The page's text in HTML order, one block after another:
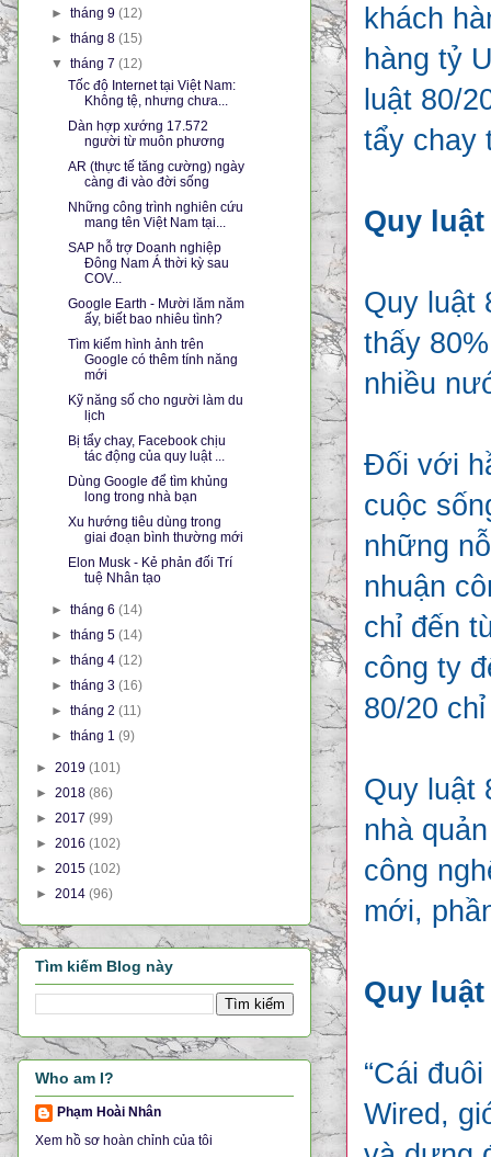
khách
hàng tỷ
luật 80/
tẩy chay
Quy luật
Quy luật
thấy
nhiều
Đối với
cuộc
những
nhuận
chỉ đến
công ty
80/20
Quy luật
nhà
công
mới,
Quy
“Cái
Wired,
►tháng 9(12)
►tháng 8(15)
▼tháng 7(12)
Tốc độ Internet tại Việt Nam:
Không tệ, nhưng chưa...
Dàn hợp xướng 17.572
người từ muôn phương
AR (thực tế tăng cường) ngày
càng đi vào đời sống
Những công trình nghiên cứu
mang tên Việt Nam tại...
SAP hỗ trợ Doanh nghiệp
Đông Nam Á thời kỳ sau
COV...
Google Earth - Mười lăm năm
ấy, biết bao nhiêu tình?
Tìm kiếm hình ảnh trên
Google có thêm tính năng
mới
Kỹ năng số cho người làm du
lịch
Bị tẩy chay, Facebook chịu
tác động của quy luật ...
Dùng Google để tìm khủng
long trong nhà bạn
Xu hướng tiêu dùng trong
giai đoạn bình thường mới
Elon Musk - Kẻ phản đối Trí
tuệ Nhân tạo
►tháng 6(14)
►tháng 5(14)
►tháng 4(12)
►tháng 3(16)
►tháng 2(11)
►tháng 1(9)
► 2019 (101)
► 2018 (86)
► 2017 (99)
► 2016 (102)
► 2015 (102)
► 2014 (96)
Tìm kiếm Blog này
Who am I?
Phạm Hoài Nhân
Xem hồ sơ hoàn chỉnh của tôi